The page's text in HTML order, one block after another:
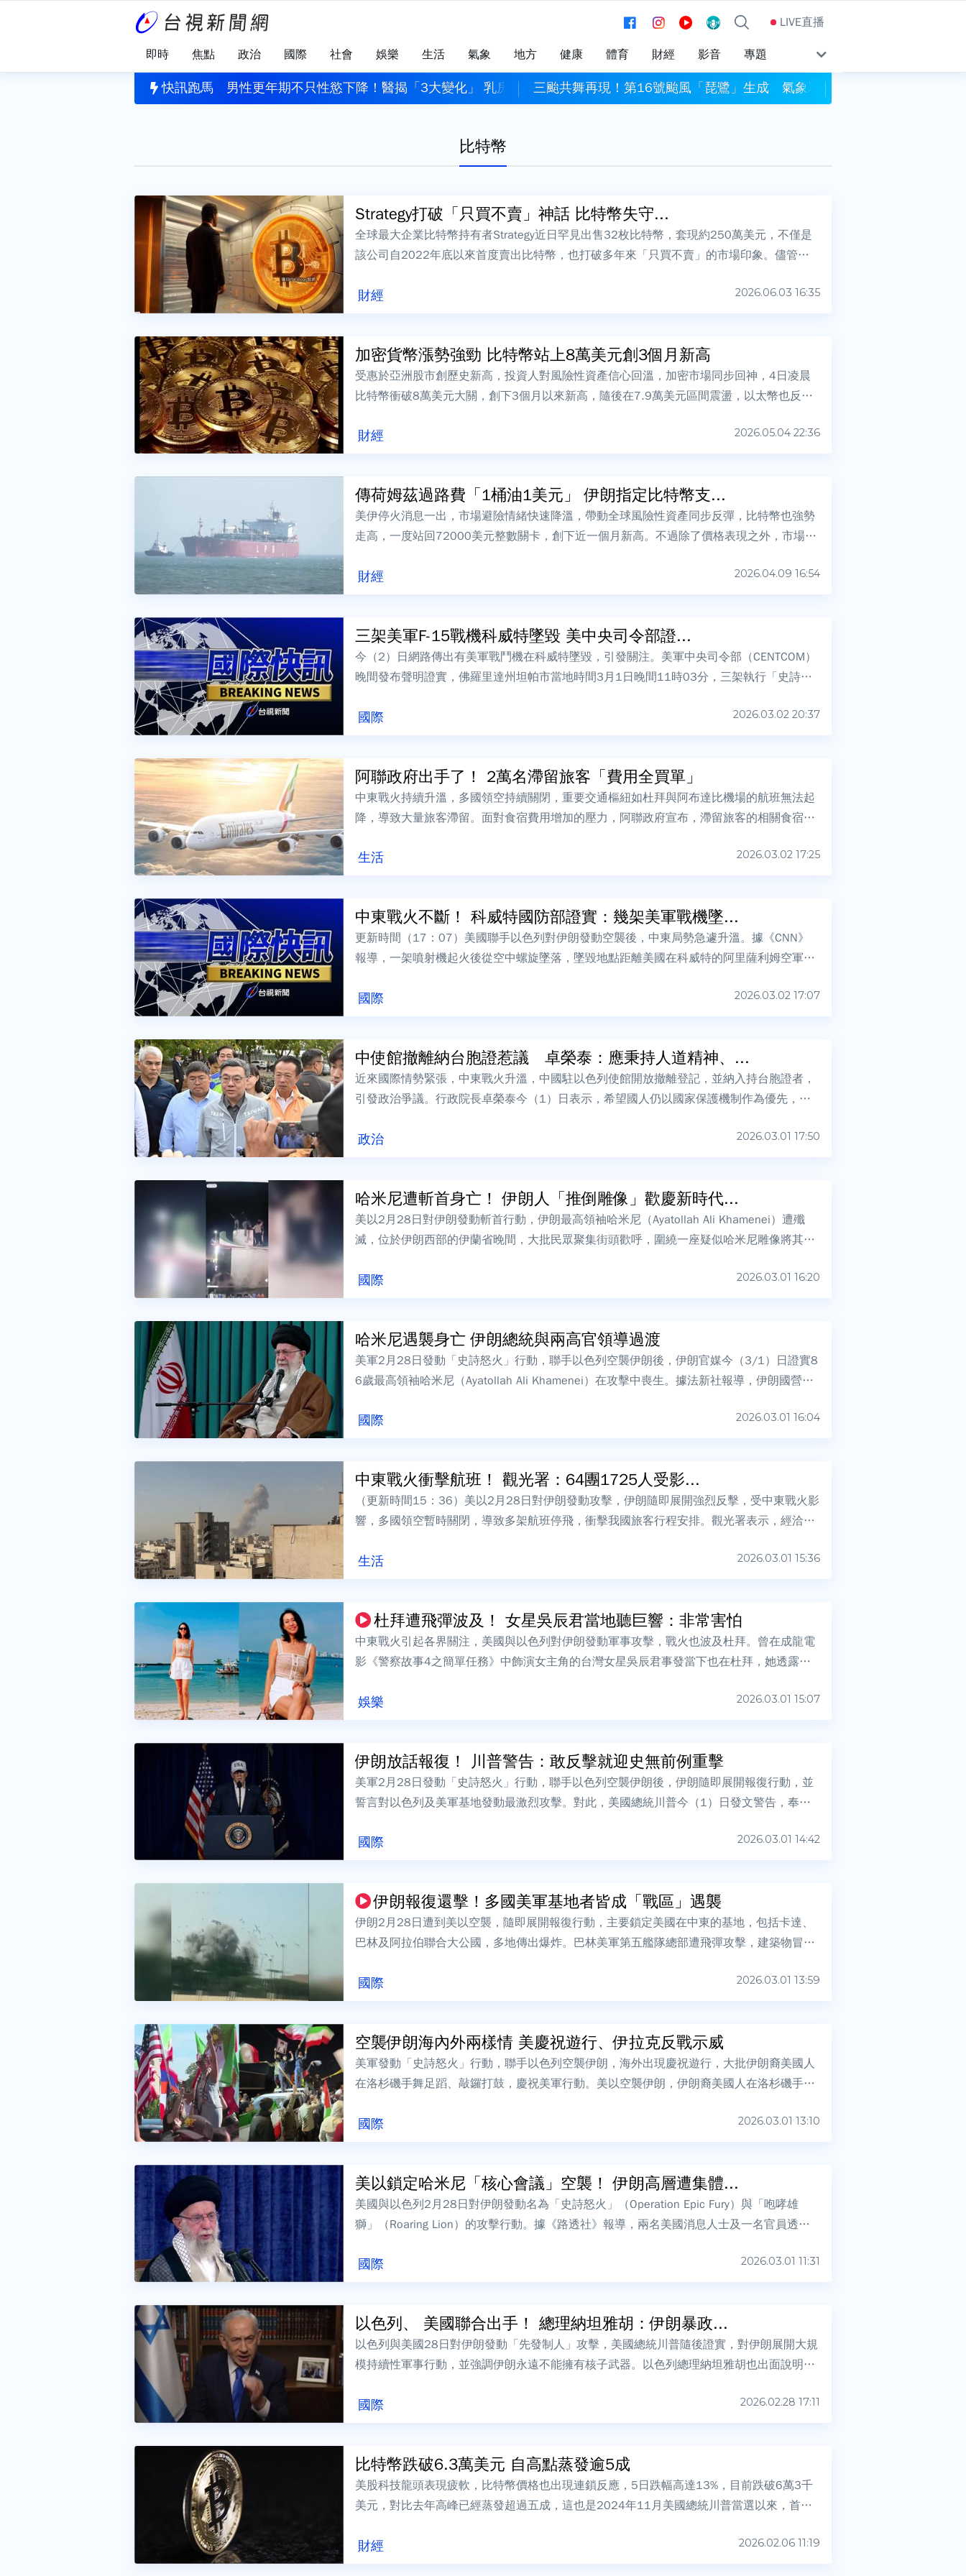
LIVE直播
即時 焦點 政治 國際 社會 娛樂 生活 氣象 地方 健康 體育 財經 影音 專題
快訊跑馬
多？醫勸改「1姿勢」尿尿 尤其這類男性更適合男性更年期不只性慾下降！醫揭「3大變化」 乳房變大也中了三颱共舞再現！第16號颱風「琵鷺」生成 氣象署：對台無直接影響
比特幣
財經
Strategy打破「只買不賣」神話 比特幣失守...
2026.06.03 16:35
全球最大企業比特幣持有者Strategy近日罕見出售32枚比特幣，套現約250萬美元，不僅是
該公司自2022年底以來首度賣出比特幣，也打破多年來「只買不賣」的市場印象。儘管此
財經
加密貨幣漲勢強勁 比特幣站上8萬美元創3個月新高
2026.05.04 22:36
受惠於亞洲股市創歷史新高，投資人對風險性資產信心回溫，加密市場同步回神，4日凌晨
比特幣衝破8萬美元大關，創下3個月以來新高，隨後在7.9萬美元區間震盪，以太幣也反彈
財經
傳荷姆茲過路費「1桶油1美元」 伊朗指定比特幣支...
2026.04.09 16:54
美伊停火消息一出，市場避險情緒快速降溫，帶動全球風險性資產同步反彈，比特幣也強勢
走高，一度站回72000美元整數關卡，創下近一個月新高。不過除了價格表現之外，市場同
國際
三架美軍F-15戰機科威特墜毀 美中央司令部證...
2026.03.02 20:37
今（2）日網路傳出有美軍戰鬥機在科威特墜毀，引發關注。美軍中央司令部（CENTCOM）
晚間發布聲明證實，佛羅里達州坦帕市當地時間3月1日晚間11時03分，三架執行「史詩怒
生活
阿聯政府出手了！ 2萬名滯留旅客「費用全買單」
2026.03.02 17:25
中東戰火持續升溫，多國領空持續關閉，重要交通樞紐如杜拜與阿布達比機場的航班無法起
降，導致大量旅客滯留。面對食宿費用增加的壓力，阿聯政府宣布，滯留旅客的相關食宿支
國際
中東戰火不斷！ 科威特國防部證實：幾架美軍戰機墜...
2026.03.02 17:07
更新時間（17：07）美國聯手以色列對伊朗發動空襲後，中東局勢急遽升溫。據《CNN》
報導，一架噴射機起火後從空中螺旋墜落，墜毀地點距離美國在科威特的阿里薩利姆空軍基
政治
中使館撤離納台胞證惹議 卓榮泰：應秉持人道精神、...
2026.03.01 17:50
近來國際情勢緊張，中東戰火升溫，中國駐以色列使館開放撤離登記，並納入持台胞證者，
引發政治爭議。行政院長卓榮泰今（1）日表示，希望國人仍以國家保護機制作為優先，並
國際
哈米尼遭斬首身亡！ 伊朗人「推倒雕像」歡慶新時代...
2026.03.01 16:20
美以2月28日對伊朗發動斬首行動，伊朗最高領袖哈米尼（Ayatollah Ali Khamenei）遭殲
滅，位於伊朗西部的伊蘭省晚間，大批民眾聚集街頭歡呼，圍繞一座疑似哈米尼雕像將其推
國際
哈米尼遇襲身亡 伊朗總統與兩高官領導過渡
2026.03.01 16:04
美軍2月28日發動「史詩怒火」行動，聯手以色列空襲伊朗後，伊朗官媒今（3/1）日證實8
6歲最高領袖哈米尼（Ayatollah Ali Khamenei）在攻擊中喪生。據法新社報導，伊朗國營電
生活
中東戰火衝擊航班！ 觀光署：64團1725人受影...
2026.03.01 15:36
（更新時間15：36）美以2月28日對伊朗發動攻擊，伊朗隨即展開強烈反擊，受中東戰火影
響，多國領空暫時關閉，導致多架航班停飛，衝擊我國旅客行程安排。觀光署表示，經洽詢
娛樂
杜拜遭飛彈波及！ 女星吳辰君當地聽巨響：非常害怕
2026.03.01 15:07
中東戰火引起各界關注，美國與以色列對伊朗發動軍事攻擊，戰火也波及杜拜。曾在成龍電
影《警察故事4之簡單任務》中飾演女主角的台灣女星吳辰君事發當下也在杜拜，她透露自
國際
伊朗放話報復！ 川普警告：敢反擊就迎史無前例重擊
2026.03.01 14:42
美軍2月28日發動「史詩怒火」行動，聯手以色列空襲伊朗後，伊朗隨即展開報復行動，並
誓言對以色列及美軍基地發動最激烈攻擊。對此，美國總統川普今（1）日發文警告，奉勸
國際
伊朗報復還擊！多國美軍基地者皆成「戰區」遇襲
2026.03.01 13:59
伊朗2月28日遭到美以空襲，隨即展開報復行動，主要鎖定美國在中東的基地，包括卡達、
巴林及阿拉伯聯合大公國，多地傳出爆炸。巴林美軍第五艦隊總部遭飛彈攻擊，建築物冒出
國際
空襲伊朗海內外兩樣情 美慶祝遊行、伊拉克反戰示威
2026.03.01 13:10
美軍發動「史詩怒火」行動，聯手以色列空襲伊朗，海外出現慶祝遊行，大批伊朗裔美國人
在洛杉磯手舞足蹈、敲鑼打鼓，慶祝美軍行動。美以空襲伊朗，伊朗裔美國人在洛杉磯手舞
國際
美以鎖定哈米尼「核心會議」空襲！ 伊朗高層遭集體...
2026.03.01 11:31
美國與以色列2月28日對伊朗發動名為「史詩怒火」（Operation Epic Fury）與「咆哮雄
獅」（Roaring Lion）的攻擊行動。據《路透社》報導，兩名美國消息人士及一名官員透
國際
以色列、 美國聯合出手！ 總理納坦雅胡：伊朗暴政...
2026.02.28 17:11
以色列與美國28日對伊朗發動「先發制人」攻擊，美國總統川普隨後證實，對伊朗展開大規
模持續性軍事行動，並強調伊朗永遠不能擁有核子武器。以色列總理納坦雅胡也出面說明，
財經
比特幣跌破6.3萬美元 自高點蒸發逾5成
2026.02.06 11:19
美股科技龍頭表現疲軟，比特幣價格也出現連鎖反應，5日跌幅高達13%，目前跌破6萬3千
美元，對比去年高峰已經蒸發超過五成，這也是2024年11月美國總統川普當選以來，首度